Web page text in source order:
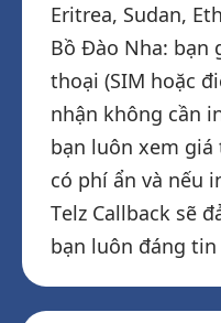
Eritrea, Sudan,
Bồ Đào Nha: bạn
thoại (SIM hoặc
nhận không cần
bạn luôn xem
có phí ẩn và nếu
Telz Callback sẽ
bạn luôn đáng tin